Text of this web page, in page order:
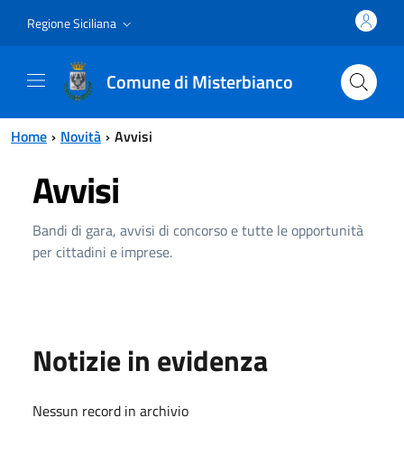
Regione Siciliana
Comune di Misterbianco
Home Novità Avvisi
Avvisi
Bandi di gara, avvisi di concorso e tutte le opportunità
per cittadini e imprese.
Notizie in evidenza
Nessun record in archivio